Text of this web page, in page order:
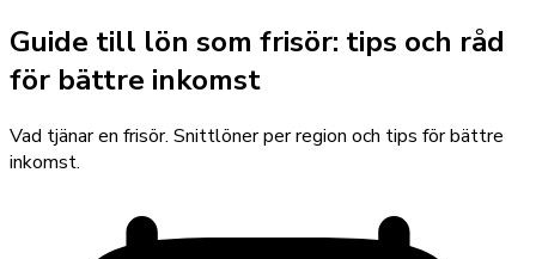
Guide till lön som frisör: tips och råd
för bättre inkomst
Vad tjänar en frisör. Snittlöner per region och tips för bättre
inkomst.